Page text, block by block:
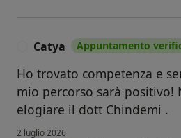
Catya Appuntamento
Ho trovato competenza e
mio percorso sarà positivo!
elogiare il dott Chindemi .
2 luglio 2026